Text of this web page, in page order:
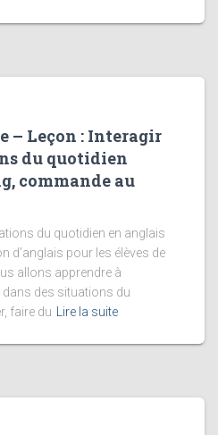
– Leçon : Interagir
du quotidien
commande au
du quotidien en anglais
d’anglais pour les élèves de
allons apprendre à
des situations du
faire du Lire la suite